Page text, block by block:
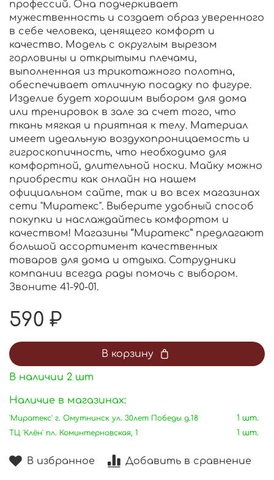
В избранное Добавить в сравнение
профессий. Она подчеркивает
мужественность и создает образ уверенного
в себе человека, ценящего комфорт и
качество. Модель с округлым вырезом
горловины и открытыми плечами,
выполненная из трикотажного полотна,
обеспечивает отличную посадку по фигуре.
Изделие будет хорошим выбором для дома
или тренировок в зале за счет того, что
ткань мягкая и приятная к телу. Материал
имеет идеальную воздухопроницаемость и
гигроскопичность, что необходимо для
комфортной, длительной носки. Майку можно
приобрести как онлайн на нашем
официальном сайте, так и во всех магазинах
сети "Миратекс". Выберите удобный способ
покупки и наслаждайтесь комфортом и
качеством! Магазины “Миратекс” предлагают
большой ассортимент качественных
товаров для дома и отдыха. Сотрудники
компании всегда рады помочь с выбором.
Звоните 41-90-01.
590 ₽
В корзину
В наличии 2 шт
Наличие в магазинах:
'Миратекс' г. Омутнинск ул. 30лет Победы д.18
1 шт.
ТЦ 'Клён' пл. Коминтерновская, 1
1 шт.